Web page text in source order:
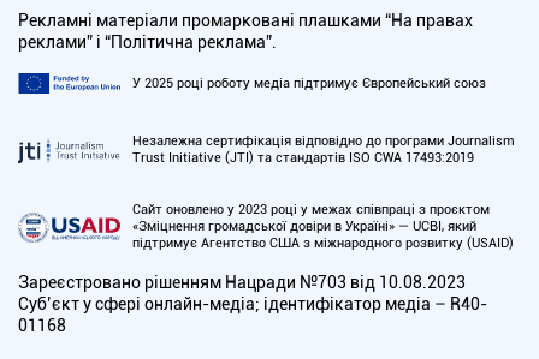
Рекламні матеріали промарковані плашками “На правах
реклами” і “Політична реклама”.
У 2025 році роботу медіа підтримує Європейський союз
Незалежна сертифікація відповідно до програми Journalism
Trust Initiative (JTI) та стандартів ISO CWA 17493:2019
Сайт оновлено у 2023 році у межах співпраці з проєктом
«Зміцнення громадської довіри в Україні» — UCBI, який
підтримує Агентство США з міжнародного розвитку (USAID)
Зареєстровано рішенням Нацради №703 від 10.08.2023
Cуб’єкт у сфері онлайн-медіа; ідентифікатор медіа – R40-
01168